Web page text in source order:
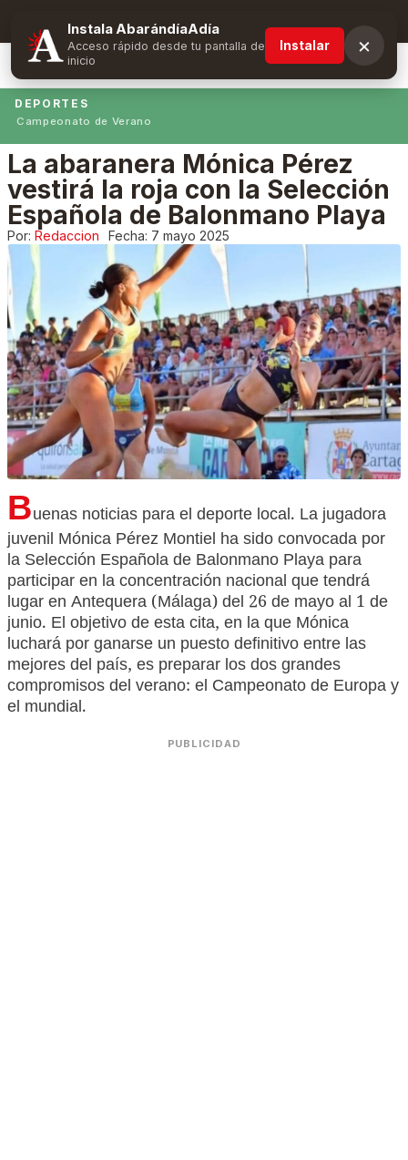
Suscríbete y obtén ventajas exclusivas
DEPORTES
Campeonato de Verano
La abaranera Mónica Pérez
vestirá la roja con la Selección
Española de Balonmano Playa
Por: Redaccion Fecha: 7 mayo 2025
Buenas noticias para el deporte local. La jugadora
juvenil Mónica Pérez Montiel ha sido convocada por
la Selección Española de Balonmano Playa para
participar en la concentración nacional que tendrá
lugar en Antequera (Málaga) del 26 de mayo al 1 de
junio. El objetivo de esta cita, en la que Mónica
luchará por ganarse un puesto definitivo entre las
mejores del país, es preparar los dos grandes
compromisos del verano: el Campeonato de Europa y
el mundial.
PUBLICIDAD
Instala AbarándíaAdía
Acceso rápido desde tu pantalla de
inicio
Instalar ×